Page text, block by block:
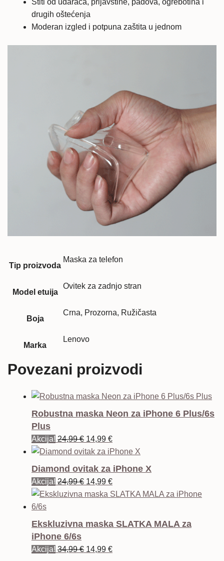
Štiti od udaraca, prljavštine, padova, ogrebotina i
drugih oštećenja
Moderan izgled i potpuna zaštita u jednom
Tip proizvoda
Maska za telefon
Model etuija
Ovitek za zadnjo stran
Boja
Crna, Prozorna, Ružičasta
Marka
Lenovo
Povezani proizvodi
Robustna maska Neon za iPhone 6 Plus/6s
Plus
Akcija! 24,99€ Izvorna
cijena
bila
14,99 €Trenutna
cijena
je:
Diamond ovitak za iPhone X
Akcija! 24,99€ Izvorna
cijena
14,99 €Trenutna
cijena
Ekskluzivna maska SLATKA MALA za
iPhone 6/6s
Akcija! 34,99€ Izvorna
14,99 €Trenutna